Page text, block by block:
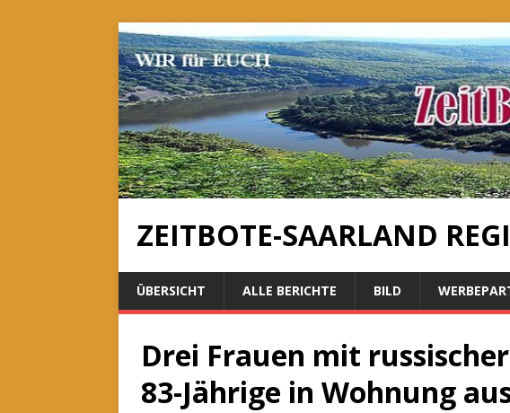
ZEITBOTE-SAARLAND
ÜBERSICHT ALLE BERICHTE BILD
Drei Frauen mit
83-Jährige in Wohnung